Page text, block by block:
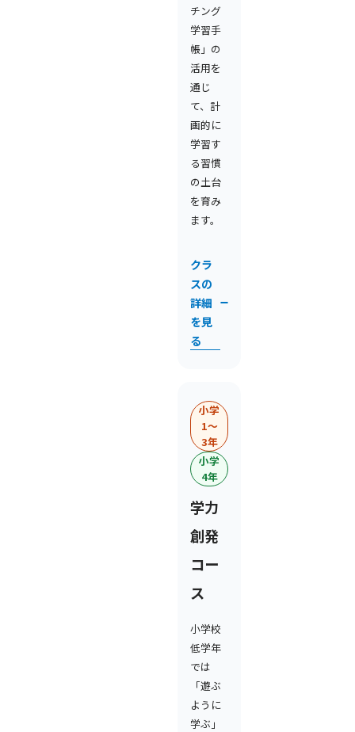
チング
学習手
帳」の
活用を
通じ
て、計
画的に
学習す
る習慣
の土台
を育み
ます。
クラ
スの
詳細
を見
る
小学
1〜
3年
小学
4年
学力
創発
コー
ス
小学校
低学年
では
「遊ぶ
ように
学ぶ」